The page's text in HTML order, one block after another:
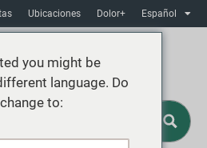
Ubicaciones Dolor+ Español
you might be
language. Do
to: